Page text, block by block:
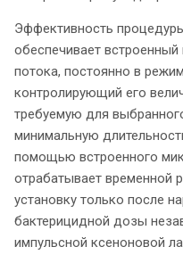
Эффективность
обеспечивает
потока, постоянно в
контролирующий его
требуемую для
минимальную
помощью встроенного
отрабатывает временной
установку только после
бактерицидной дозы
импульсной ксеноновой